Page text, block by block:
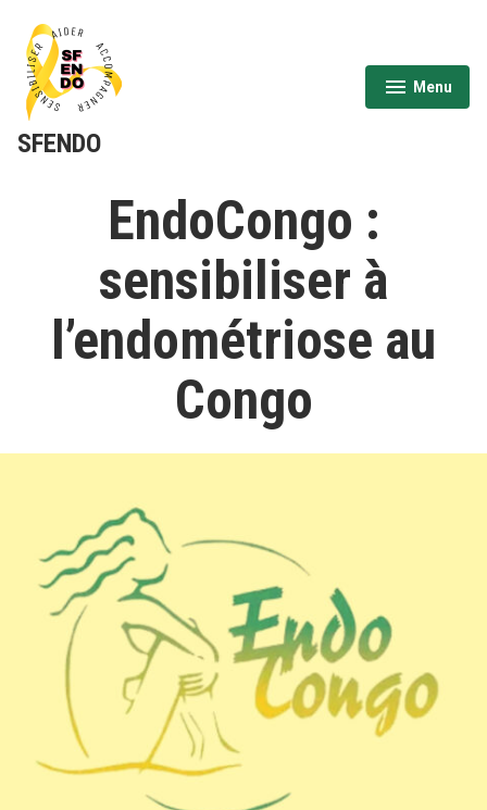
contenu
SFENDO
Menu
expanded
collapsed
EndoCongo :
sensibiliser à
l’endométriose au
Congo